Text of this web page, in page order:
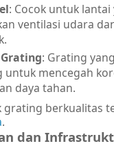
: Cocok untuk lantai
ventilasi udara
: Grating
untuk mencegah
daya tahan.
grating berkualitas
.
dan